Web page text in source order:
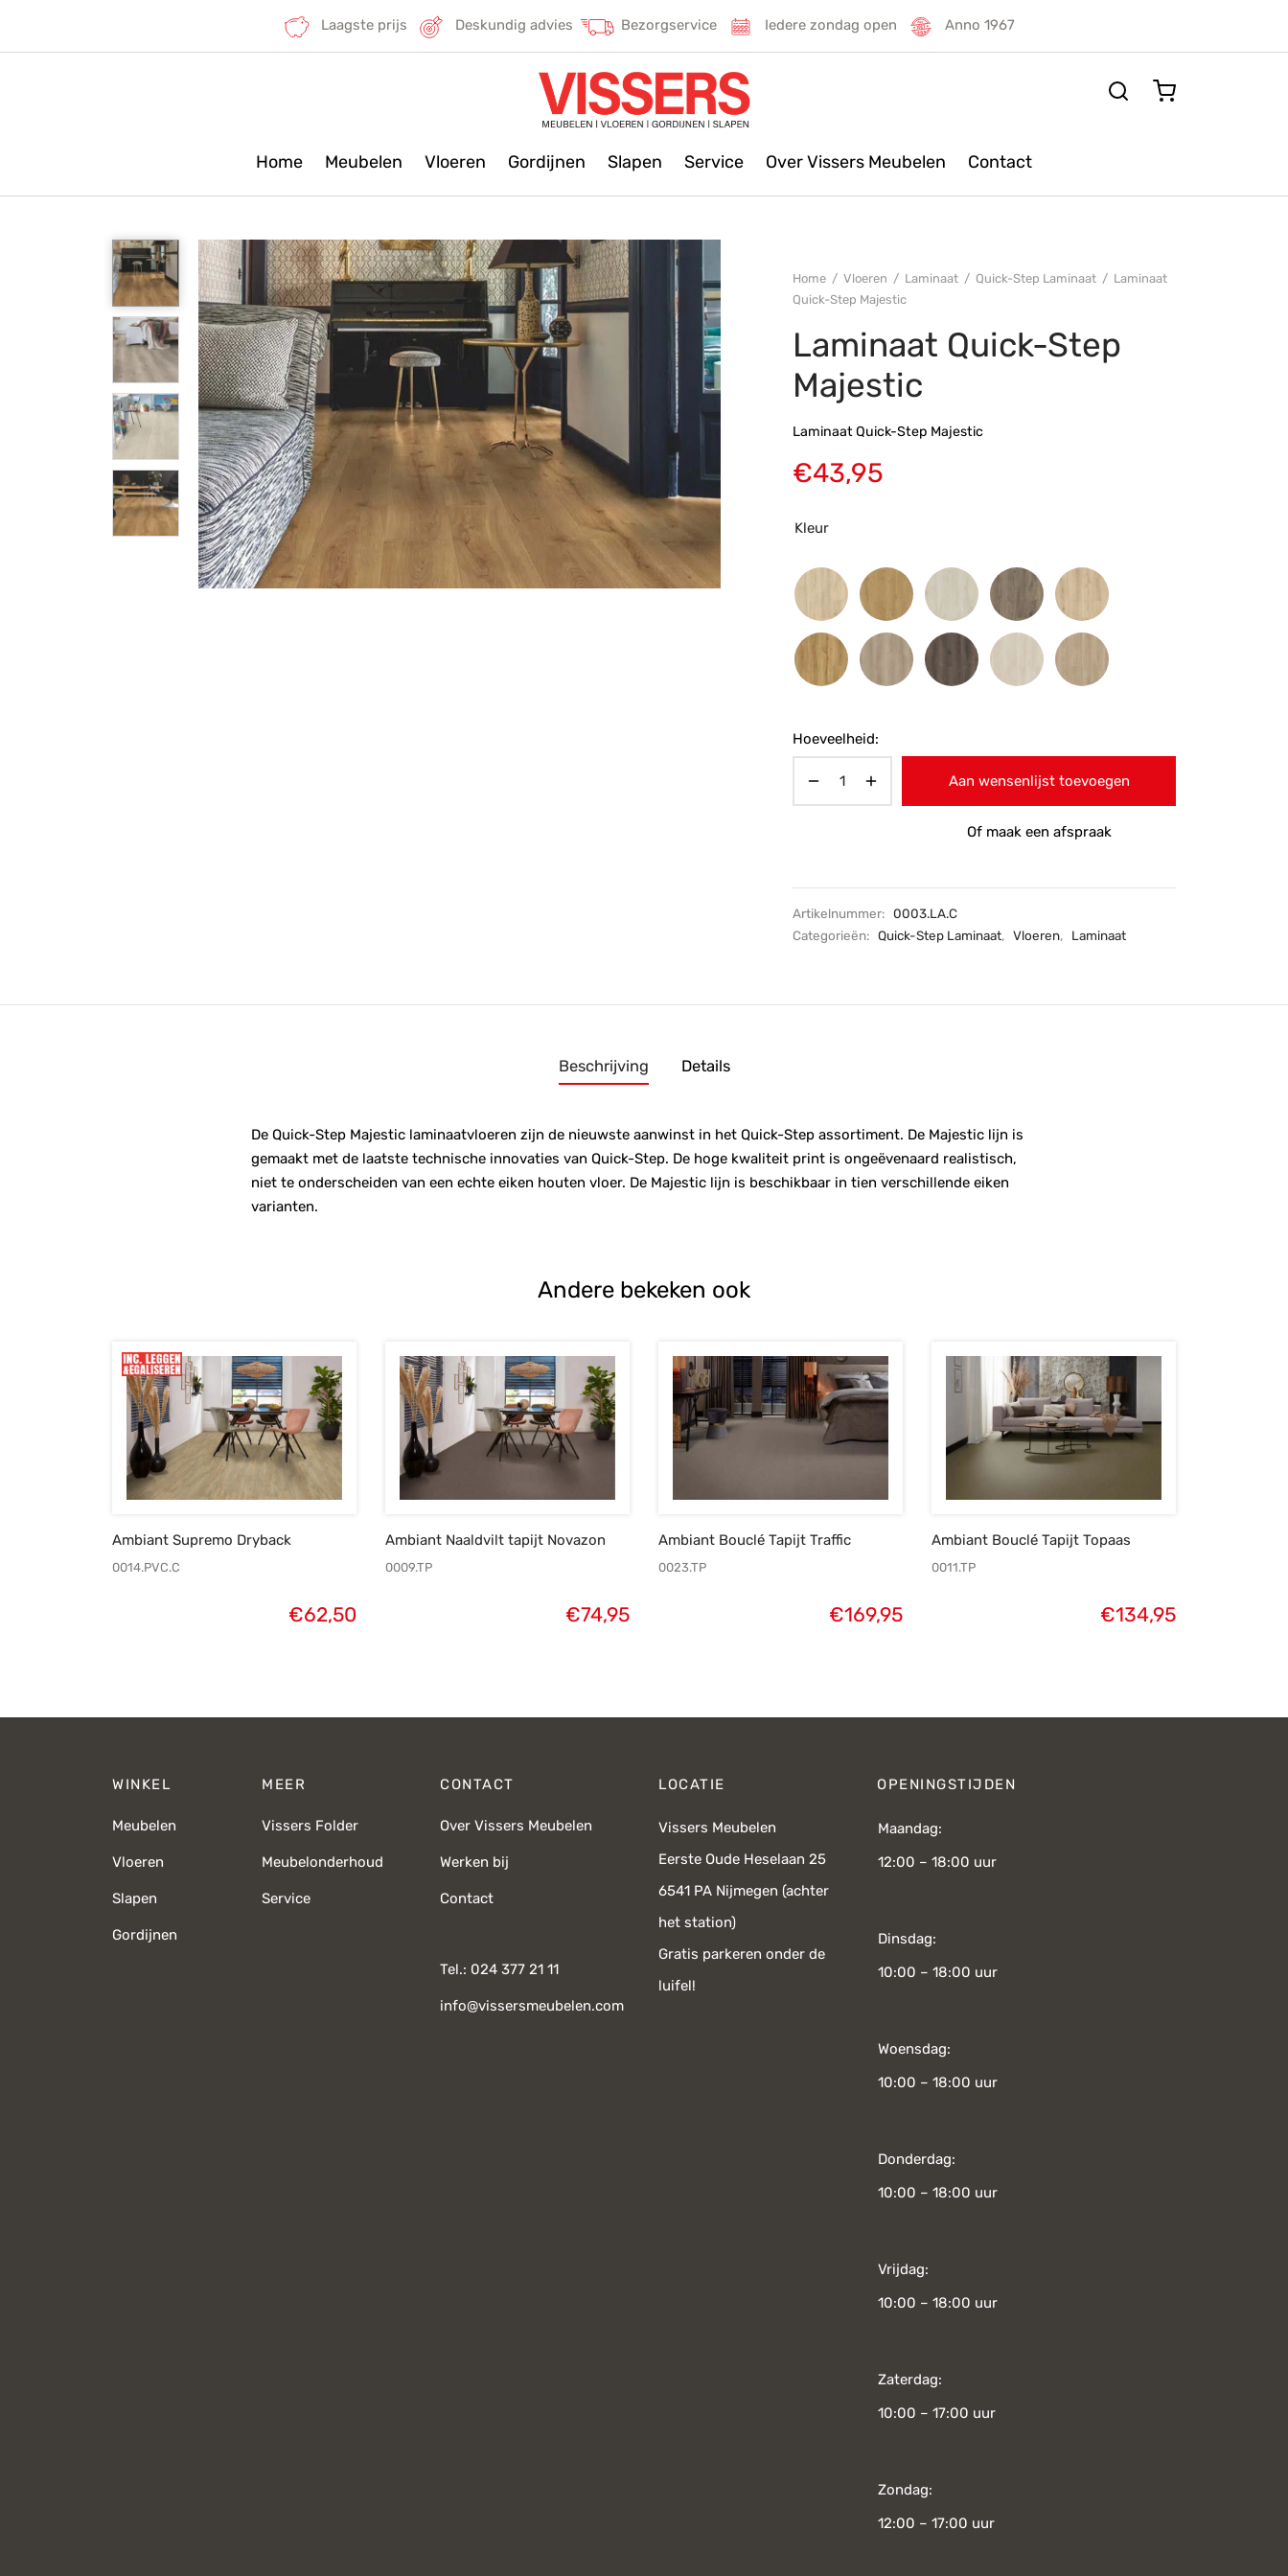
Laagste prijs Deskundig advies Bezorgservice Iedere zondag open Anno 1967
Home Meubelen Vloeren Gordijnen Slapen Service Over Vissers Meubelen Contact
Home / Vloeren / Laminaat / Quick-Step Laminaat / Laminaat
Quick-Step Majestic
Laminaat Quick-Step
Majestic
Laminaat Quick-Step Majestic
€43,95
Kleur
Hoeveelheid:
Aan wensenlijst toevoegen
Of maak een afspraak
Artikelnummer: 0003.LA.C
Categorieën: Quick-Step Laminaat, Vloeren, Laminaat
Beschrijving Details
De Quick-Step Majestic laminaatvloeren zijn de nieuwste aanwinst in het Quick-Step assortiment. De Majestic lijn is
gemaakt met de laatste technische innovaties van Quick-Step. De hoge kwaliteit print is ongeëvenaard realistisch,
niet te onderscheiden van een echte eiken houten vloer. De Majestic lijn is beschikbaar in tien verschillende eiken
varianten.
Andere bekeken ook
Ambiant Supremo Dryback
0014.PVC.C
€62,50
Ambiant Naaldvilt tapijt Novazon
0009.TP
€74,95
Ambiant Bouclé Tapijt Traffic
0023.TP
€169,95
Ambiant Bouclé Tapijt Topaas
0011.TP
€134,95
WINKEL
Meubelen
Vloeren
Slapen
Gordijnen
MEER
Vissers Folder
Meubelonderhoud
Service
CONTACT
Over Vissers Meubelen
Werken bij
Contact
Tel.: 024 377 21 11
info@vissersmeubelen.com
LOCATIE
Vissers Meubelen
Eerste Oude Heselaan 25
6541 PA Nijmegen (achter
het station)
Gratis parkeren onder de
luifel!
OPENINGSTIJDEN
Maandag:
12:00 – 18:00 uur
Dinsdag:
10:00 – 18:00 uur
Woensdag:
10:00 – 18:00 uur
Donderdag:
10:00 – 18:00 uur
Vrijdag:
10:00 – 18:00 uur
Zaterdag:
10:00 – 17:00 uur
Zondag:
12:00 – 17:00 uur